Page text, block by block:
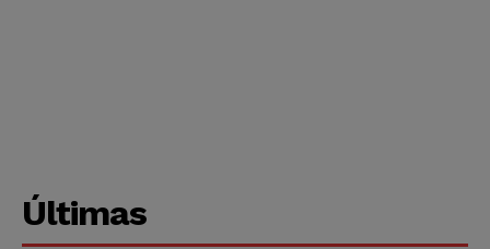
Últimas